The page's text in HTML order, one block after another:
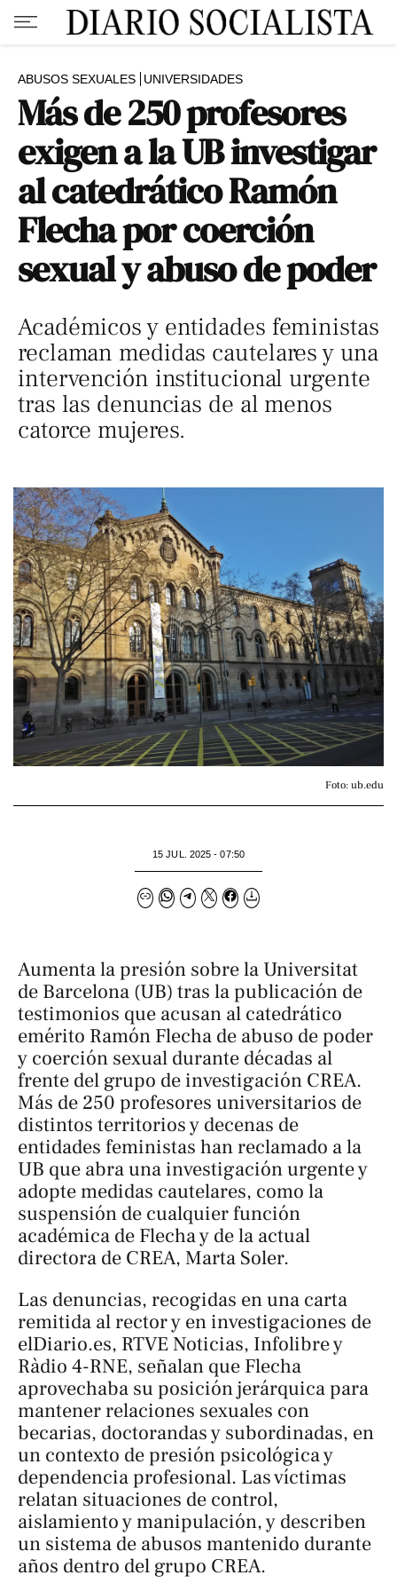
ABUSOS SEXUALES UNIVERSIDADES
Más de 250 profesores
exigen a la UB investigar
al catedrático Ramón
Flecha por coerción
sexual y abuso de poder
Académicos y entidades feministas
reclaman medidas cautelares y una
intervención institucional urgente
tras las denuncias de al menos
catorce mujeres.
Foto: ub.edu
15 JUL. 2025 - 07:50
Aumenta la presión sobre la Universitat
de Barcelona (UB) tras la publicación de
testimonios que acusan al catedrático
emérito Ramón Flecha de abuso de poder
y coerción sexual durante décadas al
frente del grupo de investigación CREA.
Más de 250 profesores universitarios de
distintos territorios y decenas de
entidades feministas han reclamado a la
UB que abra una investigación urgente y
adopte medidas cautelares, como la
suspensión de cualquier función
académica de Flecha y de la actual
directora de CREA, Marta Soler.
Las denuncias, recogidas en una carta
remitida al rector y en investigaciones de
elDiario.es, RTVE Noticias, Infolibre y
Ràdio 4-RNE, señalan que Flecha
aprovechaba su posición jerárquica para
mantener relaciones sexuales con
becarias, doctorandas y subordinadas, en
un contexto de presión psicológica y
dependencia profesional. Las víctimas
relatan situaciones de control,
aislamiento y manipulación, y describen
un sistema de abusos mantenido durante
años dentro del grupo CREA.